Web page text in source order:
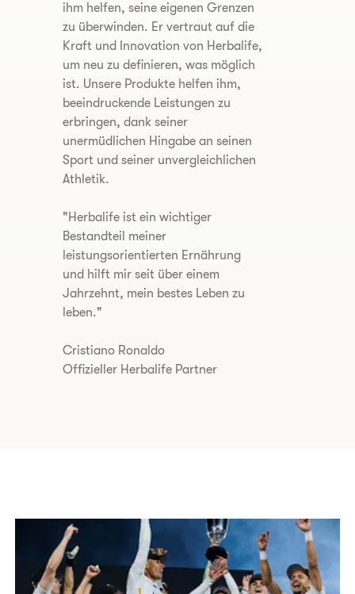
ihm helfen, seine eigenen Grenzen
zu überwinden. Er vertraut auf die
Kraft und Innovation von Herbalife,
um neu zu definieren, was möglich
ist. Unsere Produkte helfen ihm,
beeindruckende Leistungen zu
erbringen, dank seiner
unermüdlichen Hingabe an seinen
Sport und seiner unvergleichlichen
Athletik.
"Herbalife ist ein wichtiger
Bestandteil meiner
leistungsorientierten Ernährung
und hilft mir seit über einem
Jahrzehnt, mein bestes Leben zu
leben."
Cristiano Ronaldo
Offizieller Herbalife Partner